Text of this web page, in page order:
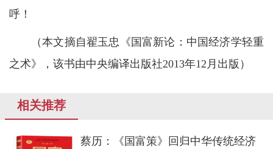
呼！
（本文摘自翟玉忠《国富新论：中国经济学轻重
之术》，该书由中央编译出版社2013年12月出版）
相关推荐
蔡历：《国富策》回归中华传统经济